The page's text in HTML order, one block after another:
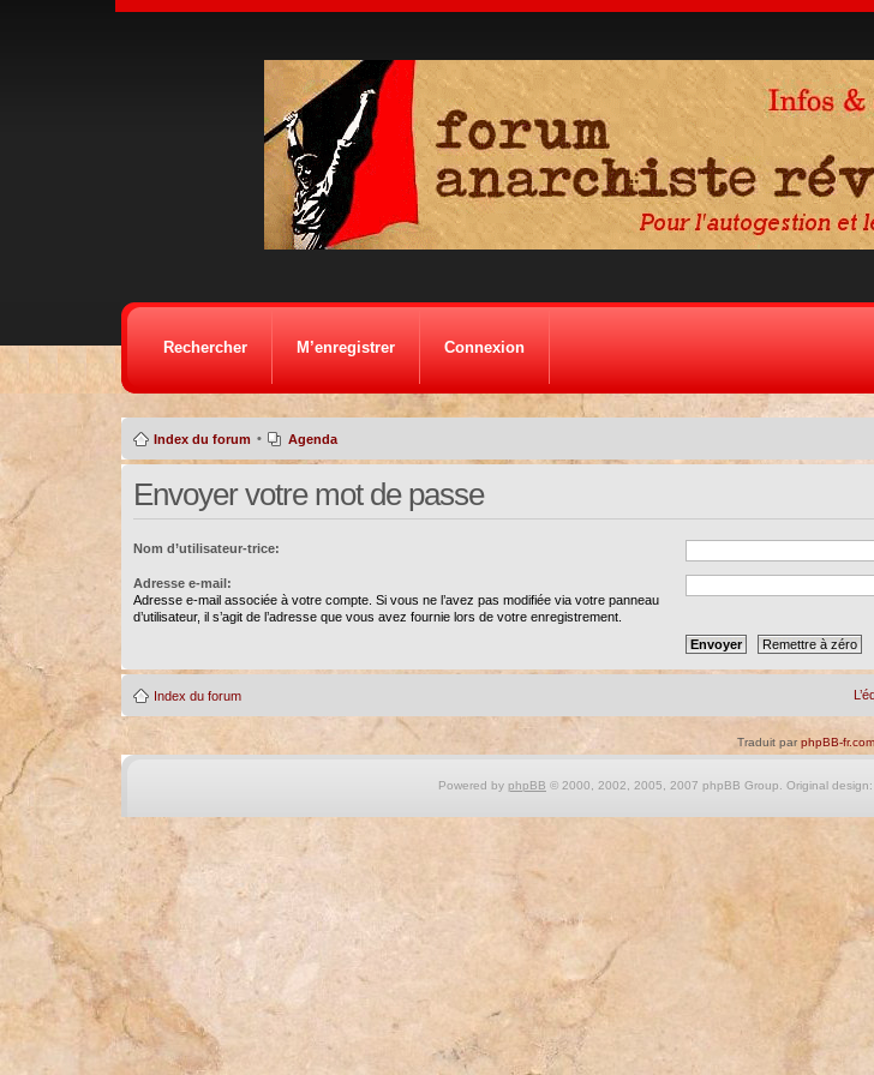
Rechercher M’enregistrer Connexion
Index du forum • Agenda
Envoyer votre mot de passe
Nom d’utilisateur-trice:
Adresse e-mail:
Adresse e-mail associée à votre compte. Si vous ne l’avez pas modifiée via votre panneau
d’utilisateur, il s’agit de l’adresse que vous avez fournie lors de votre enregistrement.
Index du forum
Traduit parphpBB-fr.com
Powered by phpBB © 2000, 2002, 2005, 2007 phpBB Group. Original design: